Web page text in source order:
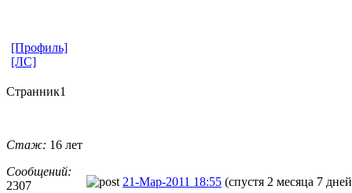
[Профиль]
[ЛС]
Странник1
Стаж: 16 лет
Сообщений:
2307
21-Мар-2011 18:55 (спустя 2 месяца 7